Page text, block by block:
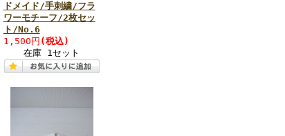
ドメイド/手刺繍/フラ
ワーモチーフ/2枚セッ
ト/No.6
1,500円 (税込)
在庫 1セット